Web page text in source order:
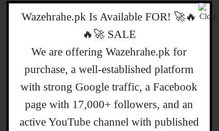
احترام انسانیت کا مذہب ہے لیکن
چند انتہا پسند عناصر کی وجہ سے
پوری دنیا میں اسلام کا امیج خراب
ہو رہا ہے۔
🔥🚀 !Wazehrahe.pk Is Available FOR
SALE 🚀🔥
We are offering Wazehrahe.pk for
purchase, a well-established platform
with strong Google traffic, a Facebook
page with 17,000+ followers, and an
active YouTube channel with published